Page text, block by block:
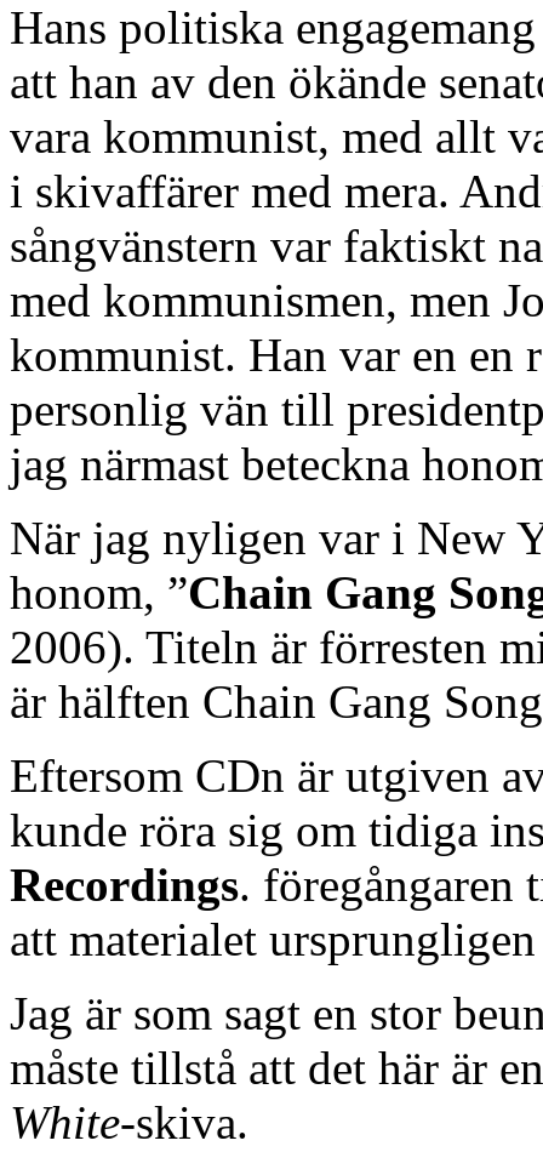
Hans politiska
att han av den ökände
vara kommunist, med allt
i skivaffärer med mera.
sångvänstern var faktiskt
med kommunismen, men
kommunist. Han var en en
personlig vän till
jag närmast beteckna
När jag nyligen var i New
honom, ”Chain Gang
2006). Titeln är förresten
är hälften Chain Gang
Eftersom CDn är utgiven
kunde röra sig om tidiga
Recordings.
att materialet
Jag är som sagt en stor
måste tillstå att det här är
White-skiva.